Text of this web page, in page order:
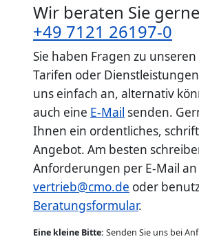
Wir beraten Sie
+49 7121 26197-0
Sie haben Fragen zu
Tarifen oder
uns einfach an, alternativ
auch eine E-Mail senden.
Ihnen ein ordentliches,
Angebot. Am besten
Anforderungen per E-Mail an
vertrieb@cmo.de oder
Beratungsformular.
Eine kleine Bitte: Senden Sie uns bei